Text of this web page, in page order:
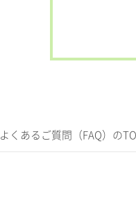
よくあるご質問（FAQ）の